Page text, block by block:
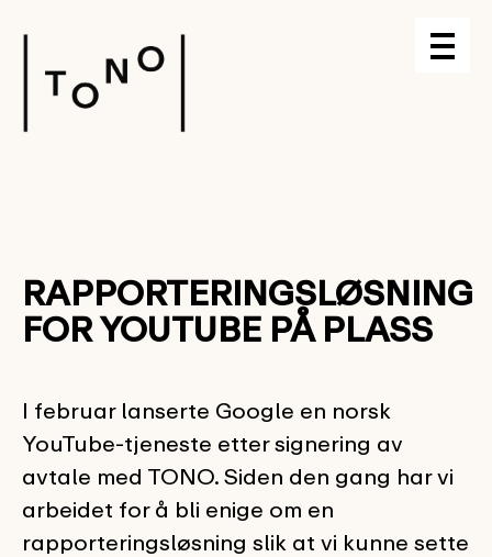
RAPPORTERINGSLØSNING
FOR YOUTUBE PÅ PLASS
I februar lanserte Google en norsk
YouTube-tjeneste etter signering av
avtale med TONO. Siden den gang har vi
arbeidet for å bli enige om en
rapporteringsløsning slik at vi kunne sette